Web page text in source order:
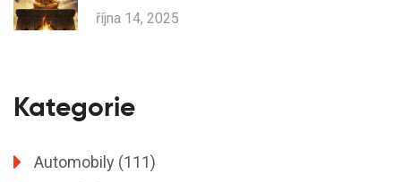
října 14, 2025
Kategorie
Automobily (111)